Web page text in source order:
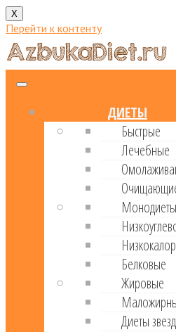
X
Перейти к контенту
ДИЕТЫ
Быстрые
Лечебные
Монодиеты
Белковые
Жировые
Диеты звезд